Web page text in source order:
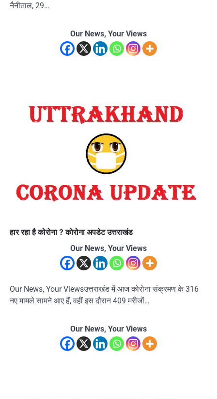
नैनीताल, 29…
Our News, Your Views
हार रहा है कोरोना ? कोरोना अपडेट उत्तराखंड
Our News, Your Views
Our News, Your Viewsउत्तराखंड में आज कोरोना संक्रमण के 316
नए मामले सामने आए हैं, वहीं इस दौरान 409 मरीजों…
Our News, Your Views